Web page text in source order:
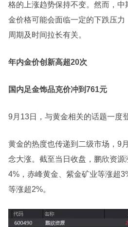
格的上涨趋势保持不变。然而，
金价格可能会面临一定的下跌压
周期及时间拉长有关。
年内金价创新高超20次
国内足金饰品克价冲到761元
9月13日，与黄金相关的话题一度
黄金的热度也传递到二级市场，9
念大涨。截至当日收盘，鹏欣资源
4%，赤峰黄金、紫金矿业等涨超
等涨超2%。